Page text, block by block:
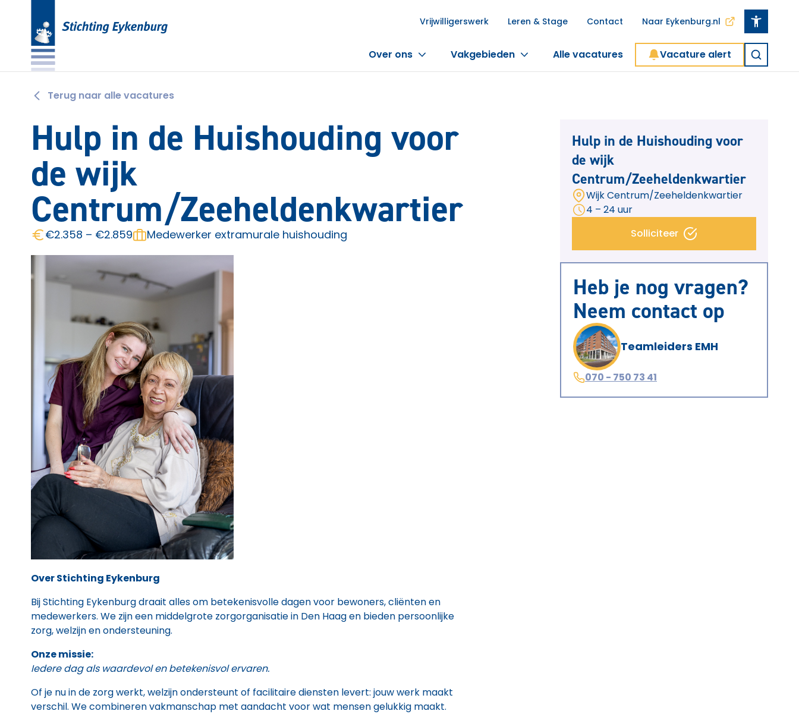
Vrijwilligerswerk Leren & Stage Contact Naar Eykenburg.nl
Over ons Vakgebieden Alle vacatures Vacature alert
Terug naar alle vacatures
Hulp in de Huishouding voor
de wijk
Centrum/Zeeheldenkwartier
€2.358 – €2.859 Medewerker extramurale huishouding
Over Stichting Eykenburg
Bij Stichting Eykenburg draait alles om betekenisvolle dagen voor bewoners, cliënten en
medewerkers. We zijn een middelgrote zorgorganisatie in Den Haag en bieden persoonlijke
zorg, welzijn en ondersteuning.
Onze missie:
Iedere dag als waardevol en betekenisvol ervaren.
Of je nu in de zorg werkt, welzijn ondersteunt of facilitaire diensten levert: jouw werk maakt
verschil. We combineren vakmanschap met aandacht voor wat mensen gelukkig maakt.
Hulp in de Huishouding voor
de wijk
Centrum/Zeeheldenkwartier
Wijk Centrum/Zeeheldenkwartier
4 – 24 uur
Solliciteer
Heb je nog vragen?
Neem contact op
Teamleiders EMH
070 - 750 73 41